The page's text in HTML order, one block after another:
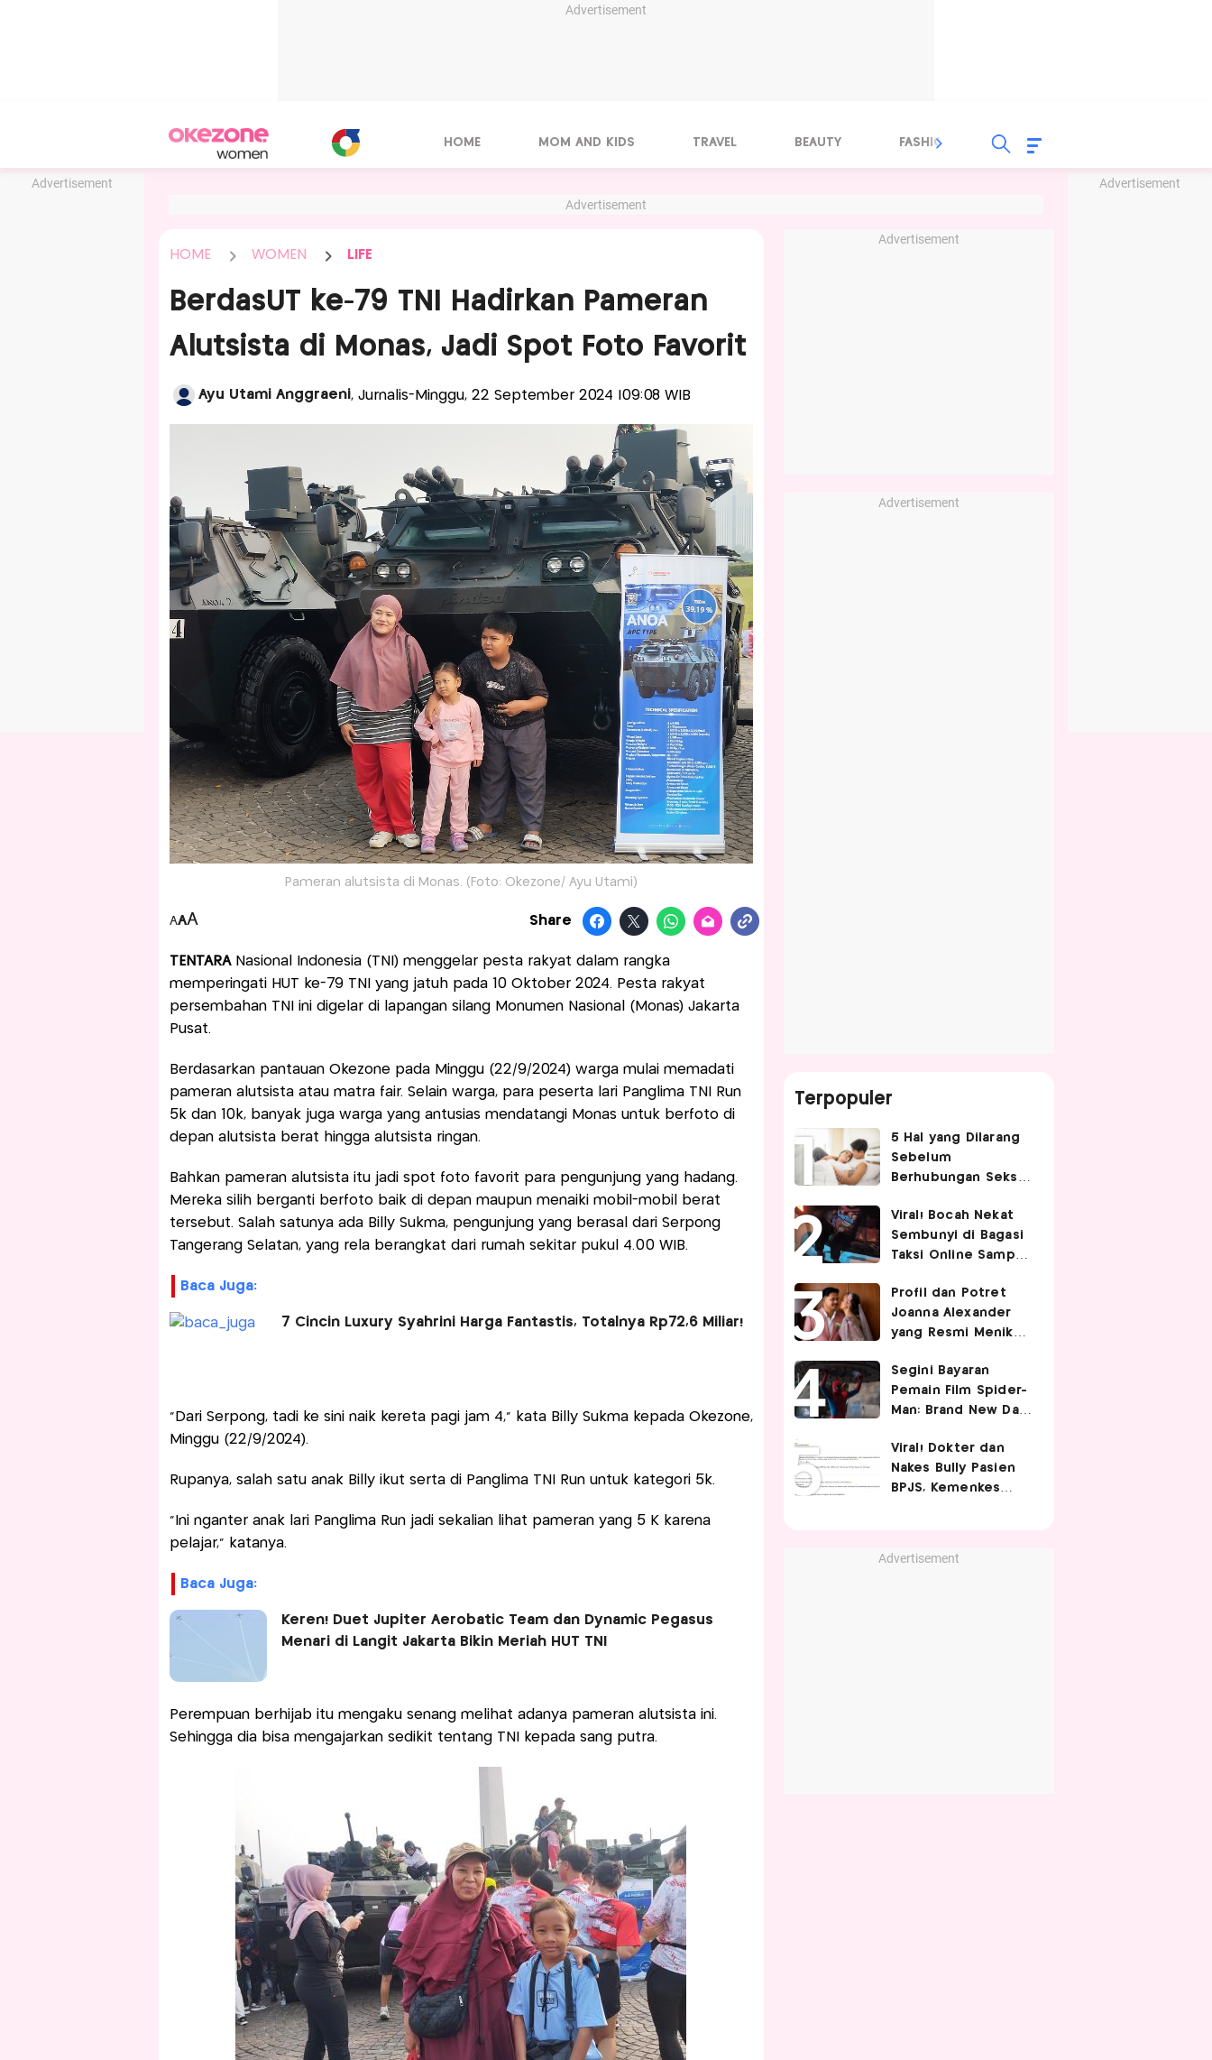
Advertisement
Advertisement Advertisement
HOME MOM AND KIDS TRAVEL BEAUTY FASHION FOOD
Advertisement
HOME WOMEN LIFE
BerdasUT ke-79 TNI Hadirkan Pameran
Alutsista di Monas, Jadi Spot Foto Favorit
Ayu Utami Anggraeni, Jurnalis-Minggu, 22 September 2024 |09:08 WIB
Pameran alutsista di Monas. (Foto: Okezone/ Ayu Utami)
AAA Share
TENTARANasional Indonesia (TNI) menggelar pesta rakyat dalam rangka
memperingati HUT ke-79 TNI yang jatuh pada 10 Oktober 2024. Pesta rakyat
persembahan TNI ini digelar di lapangan silang Monumen Nasional (Monas) Jakarta
Pusat.
Berdasarkan pantauan Okezone pada Minggu (22/9/2024) warga mulai memadati
pameran alutsista atau matra fair. Selain warga, para peserta lari Panglima TNI Run
5k dan 10k, banyak juga warga yang antusias mendatangi Monas untuk berfoto di
depan alutsista berat hingga alutsista ringan.
Bahkan pameran alutsista itu jadi spot foto favorit para pengunjung yang hadang.
Mereka silih berganti berfoto baik di depan maupun menaiki mobil-mobil berat
tersebut. Salah satunya ada Billy Sukma, pengunjung yang berasal dari Serpong
Tangerang Selatan, yang rela berangkat dari rumah sekitar pukul 4.00 WIB.
Baca Juga:
7 Cincin Luxury Syahrini Harga Fantastis, Totalnya Rp72,6 Miliar!
"Dari Serpong, tadi ke sini naik kereta pagi jam 4," kata Billy Sukma kepada Okezone,
Minggu (22/9/2024).
Rupanya, salah satu anak Billy ikut serta di Panglima TNI Run untuk kategori 5k.
"Ini nganter anak lari Panglima Run jadi sekalian lihat pameran yang 5 K karena
pelajar," katanya.
Baca Juga:
Keren! Duet Jupiter Aerobatic Team dan Dynamic Pegasus
Menari di Langit Jakarta Bikin Meriah HUT TNI
Perempuan berhijab itu mengaku senang melihat adanya pameran alutsista ini.
Sehingga dia bisa mengajarkan sedikit tentang TNI kepada sang putra.
Advertisement
Advertisement
Terpopuler
5 Hal yang Dilarang
Sebelum
Berhubungan Seks
dan Aman
Viral! Bocah Nekat
Sembunyi di Bagasi
Taksi Online Sampai
Driver Kaget
Profil dan Potret
Joanna Alexander
yang Resmi Menikah
Christover
Segini Bayaran
Pemain Film Spider-
Man: Brand New Day,
Termahal Tembus
Rp350 Miliar
Viral! Dokter dan
Nakes Bully Pasien
BPJS, Kemenkes
Advertisement